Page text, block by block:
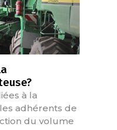
à la
adhérents de
du volume